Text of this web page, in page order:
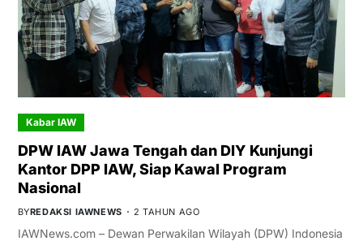
Kabar IAW
DPW IAW Jawa Tengah dan DIY Kunjungi
Kantor DPP IAW, Siap Kawal Program
Nasional
BYREDAKSI IAWNEWS 2 TAHUN AGO
IAWNews.com – Dewan Perwakilan Wilayah (DPW) Indonesia